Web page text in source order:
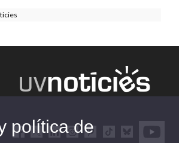
política de